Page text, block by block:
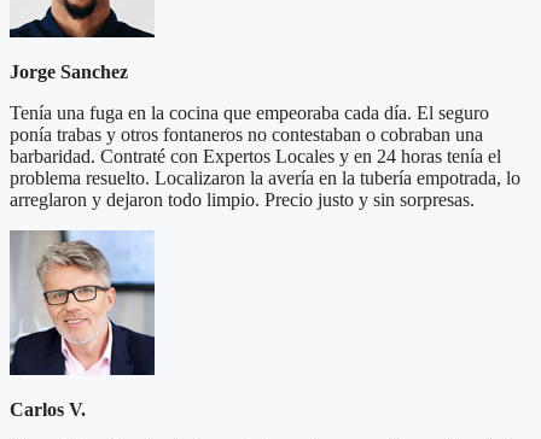
Jorge Sanchez
Tenía una fuga en la cocina que empeoraba cada día. El seguro
ponía trabas y otros fontaneros no contestaban o cobraban una
barbaridad. Contraté con Expertos Locales y en 24 horas tenía el
problema resuelto. Localizaron la avería en la tubería empotrada, lo
arreglaron y dejaron todo limpio. Precio justo y sin sorpresas.
Carlos V.